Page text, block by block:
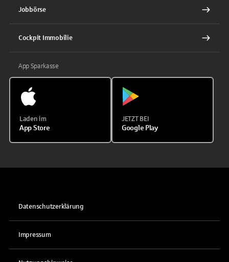
Jobbörse
Cockpit Immobilie
App Sparkasse
Laden im
App Store
JETZT BEI
Google Play
Datenschutzerklärung
Impressum